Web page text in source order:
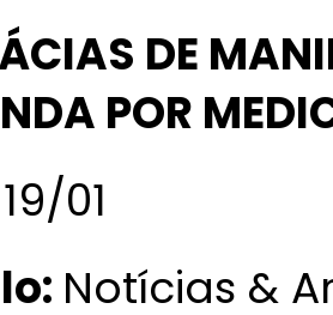
DE
POR
19/01
Notícias &